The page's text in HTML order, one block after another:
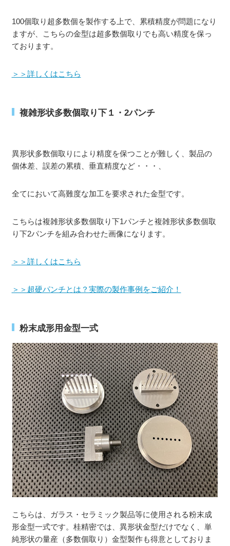
100個取り超多数個を製作する上で、累積精度が問題になり
ますが、こちらの金型は超多数個取りでも高い精度を保っ
ております。
＞＞詳しくはこちら
複雑形状多数個取り下１・2パンチ
異形状多数個取りにより精度を保つことが難しく、製品の
個体差、誤差の累積、垂直精度など・・・、
全てにおいて高難度な加工を要求された金型です。
こちらは複雑形状多数個取り下1パンチと複雑形状多数個取
り下2パンチを組み合わせた画像になります。
＞＞詳しくはこちら
＞＞超硬パンチとは？実際の製作事例をご紹介！
粉末成形用金型一式
こちらは、ガラス・セラミック製品等に使用される粉末成
形金型一式です。桂精密では、異形状金型だけでなく、単
純形状の量産（多数個取り）金型製作も得意としておりま